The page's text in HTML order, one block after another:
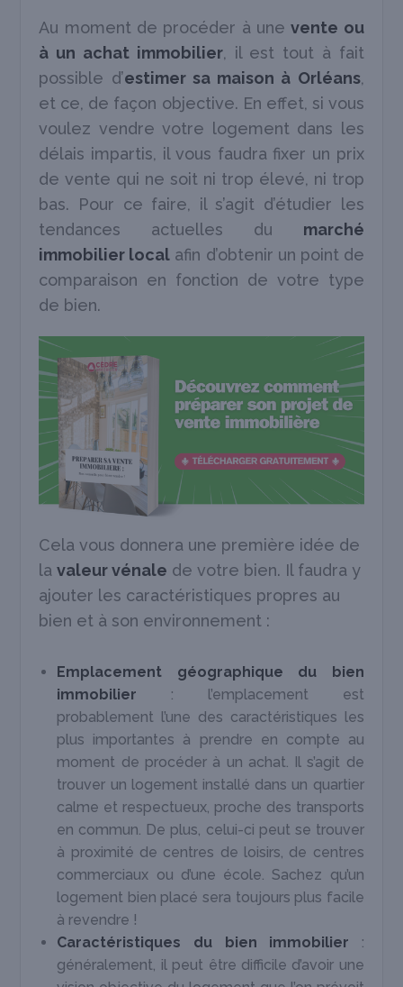
Au moment de procéder à unevente ou
à un achat immobilier, il est tout à fait
possible d’estimer sa maison à Orléans,
et ce, de façon objective. En effet, si vous
voulez vendre votre logement dans les
délais impartis, il vous faudra fixer un prix
de vente qui ne soit ni trop élevé, ni trop
bas. Pour ce faire, il s’agit d’étudier les
tendances actuelles du marché
immobilier local afin d’obtenir un point de
comparaison en fonction de votre type
de bien.
Cela vous donnera une première idée de
lavaleur vénale de votre bien. Il faudra y
ajouter les caractéristiques propres au
bien et à son environnement :
Emplacement géographique du bien
immobilier : l’emplacement est
probablement l’une des caractéristiques les
plus importantes à prendre en compte au
moment de procéder à un achat. Il s’agit de
trouver un logement installé dans un quartier
calme et respectueux, proche des transports
en commun. De plus, celui-ci peut se trouver
à proximité de centres de loisirs, de centres
commerciaux ou d’une école. Sachez qu’un
logement bien placé sera toujours plus facile
à revendre !
Caractéristiques du bien immobilier :
généralement, il peut être difficile d’avoir une